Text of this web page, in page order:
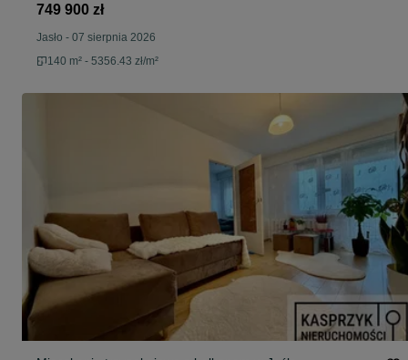
749 900 zł
Jasło - 07 sierpnia 2026
140 m² - 5356.43 zł/m²